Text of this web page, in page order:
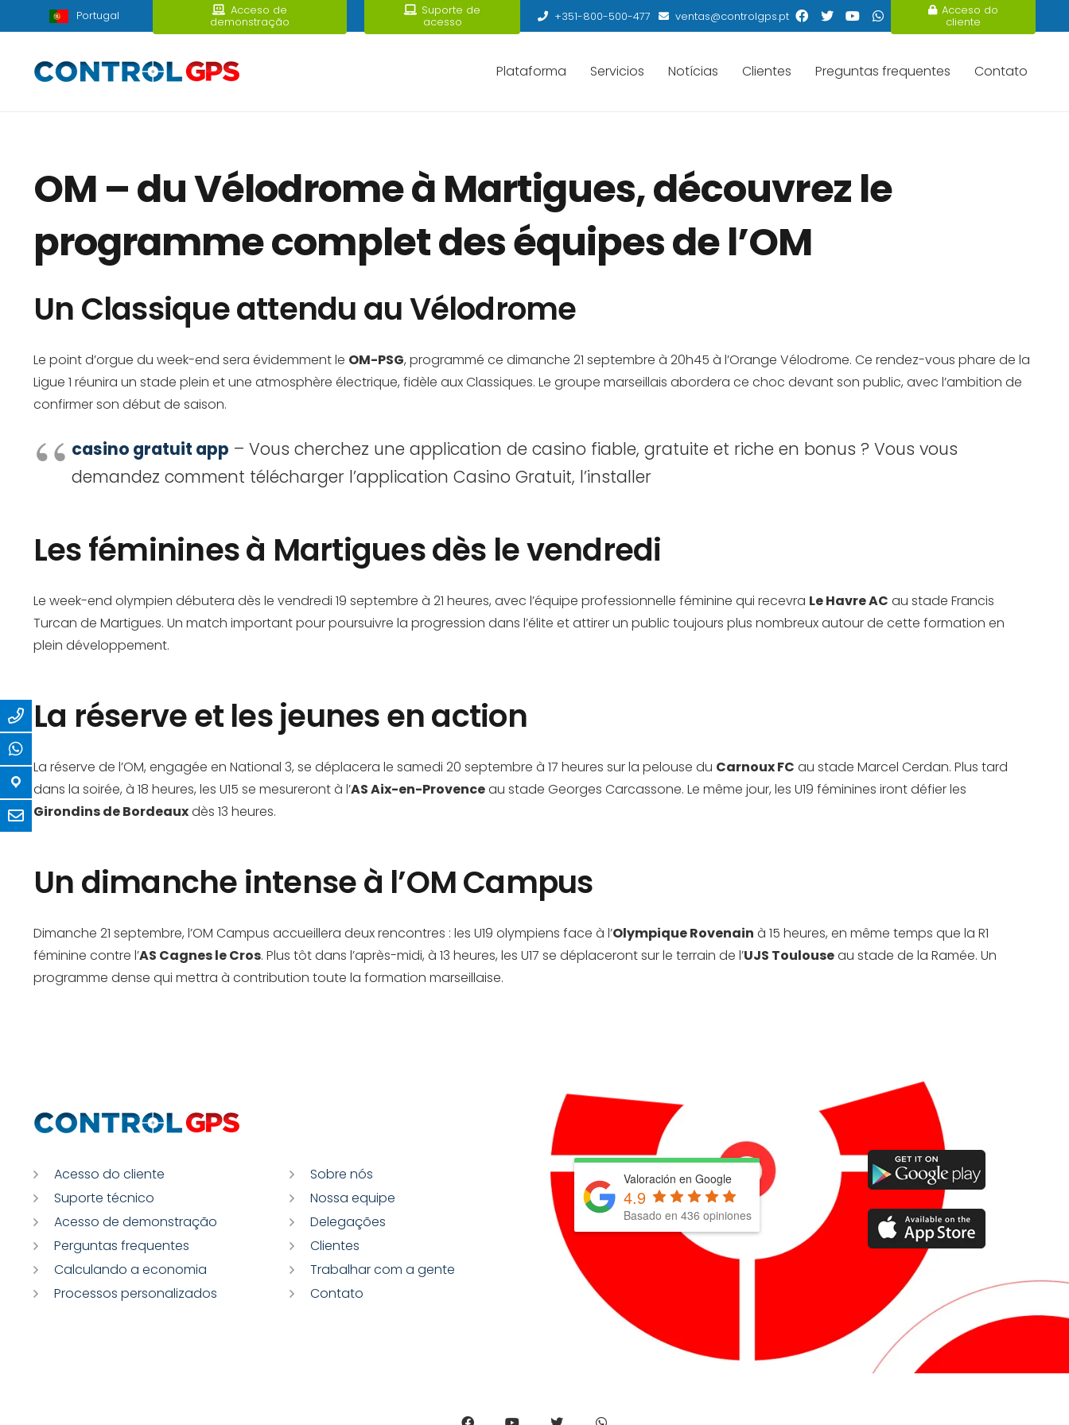
Portugal Acceso de
demonstração
Suporte de
acesso +351-800-500-477 ventas@controlgps.pt Acceso do
cliente
Plataforma Servicios Notícias Clientes Preguntas frequentes Contato
OM – du Vélodrome à Martigues, découvrez le
programme complet des équipes de l’OM
Un Classique attendu au Vélodrome
Le point d’orgue du week-end sera évidemment le OM-PSG, programmé ce dimanche 21 septembre à 20h45 à l’Orange Vélodrome. Ce rendez-vous phare de la
Ligue 1 réunira un stade plein et une atmosphère électrique, fidèle aux Classiques. Le groupe marseillais abordera ce choc devant son public, avec l’ambition de
confirmer son début de saison.
casino gratuit app – Vous cherchez une application de casino fiable, gratuite et riche en bonus ? Vous vous
demandez comment télécharger l’application Casino Gratuit, l’installer
Les féminines à Martigues dès le vendredi
Le week-end olympien débutera dès le vendredi 19 septembre à 21 heures, avec l’équipe professionnelle féminine qui recevra Le Havre AC au stade Francis
Turcan de Martigues. Un match important pour poursuivre la progression dans l’élite et attirer un public toujours plus nombreux autour de cette formation en
plein développement.
La réserve et les jeunes en action
La réserve de l’OM, engagée en National 3, se déplacera le samedi 20 septembre à 17 heures sur la pelouse du Carnoux FC au stade Marcel Cerdan. Plus tard
dans la soirée, à 18 heures, les U15 se mesureront à l’AS Aix-en-Provenceau stade Georges Carcassone. Le même jour, les U19 féminines iront défier les
Girondins de Bordeauxdès 13 heures.
Un dimanche intense à l’OM Campus
Dimanche 21 septembre, l’OM Campus accueillera deux rencontres : les U19 olympiens face à l’Olympique Rovenain à 15 heures, en même temps que la R1
féminine contre l’AS Cagnes le Cros. Plus tôt dans l’après-midi, à 13 heures, les U17 se déplaceront sur le terrain de l’UJS Toulouseau stade de la Ramée. Un
programme dense qui mettra à contribution toute la formation marseillaise.
Acesso do cliente
Suporte técnico
Acesso de demonstração
Perguntas frequentes
Calculando a economia
Processos personalizados
Sobre nós
Nossa equipe
Delegações
Clientes
Trabalhar com a gente
Contato
Valoración en Google
4.9
Basado en 436 opiniones